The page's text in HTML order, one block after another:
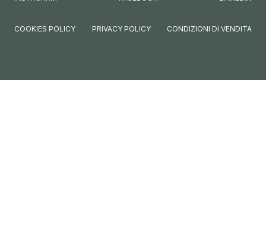
COOKIES POLICY PRIVACY POLICY CONDIZIONI DI VENDITA